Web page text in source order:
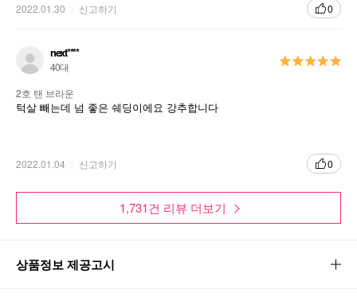
2022.01.30 신고하기 0
next****
40대
2호 탠 브라운
턱살 빼는데 넘 좋은 쉐딩이에요 강추합니다
2022.01.04 신고하기 0
1,731건 리뷰 더보기
상품정보 제공고시